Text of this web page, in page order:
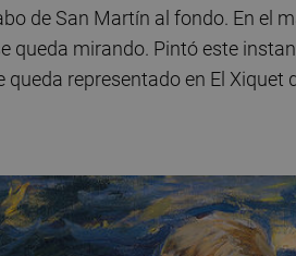
de San Martín al fondo. En el
queda mirando. Pintó este
queda representado en El